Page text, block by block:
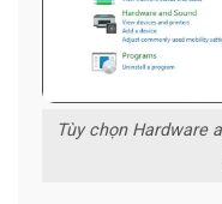
Tùy chọn Hardware